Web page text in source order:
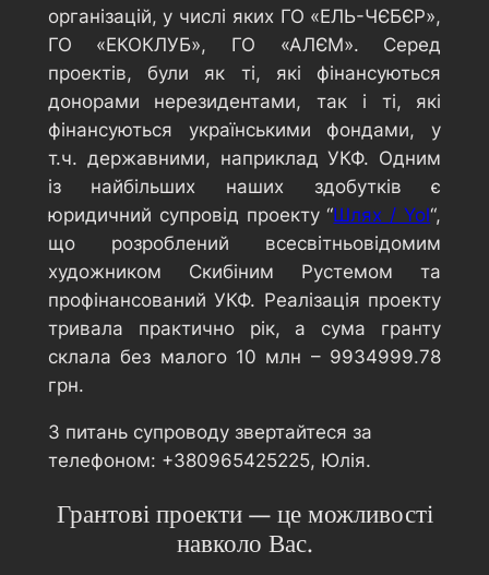
організацій, у числі яких ГО «ЕЛЬ-ЧЄБЄР»,
ГО «ЕКОКЛУБ», ГО «АЛЄМ». Серед
проектів, були як ті, які фінансуються
донорами нерезидентами, так і ті, які
фінансуються українськими фондами, у
т.ч. державними, наприклад УКФ. Одним
із найбільших наших здобутків є
юридичний супровід проекту “Шлях / Yol“,
що розроблений всесвітньовідомим
художником Скибіним Рустемом та
профінансований УКФ. Реалізація проекту
тривала практично рік, а сума гранту
склала без малого 10 млн – 9934999.78
грн.
З питань супроводу звертайтеся за
телефоном: +380965425225, Юлія.
Грантові проекти — це можливості
навколо Вас.